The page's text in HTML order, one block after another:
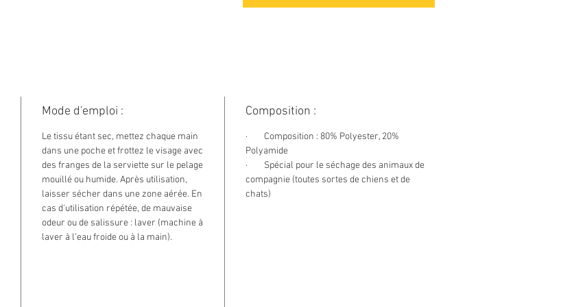
Mode d'emploi :
Le tissu étant sec, mettez chaque main
dans une poche et frottez le visage avec
des franges de la serviette sur le pelage
mouillé ou humide. Après utilisation,
laisser sécher dans une zone aérée. En
cas d'utilisation répétée, de mauvaise
odeur ou de salissure : laver (machine à
laver à l'eau froide ou à la main).
Composition :
· Composition : 80% Polyester, 20%
Polyamide
· Spécial pour le séchage des animaux de
compagnie (toutes sortes de chiens et de
chats)